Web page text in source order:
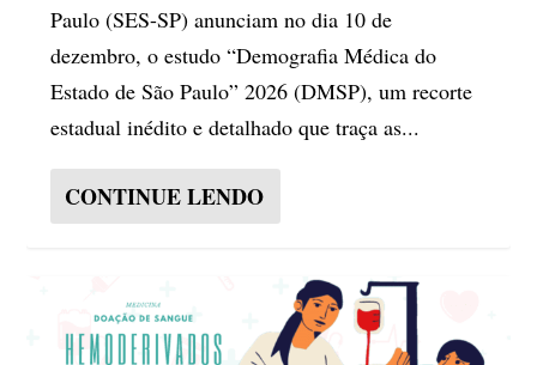
Paulo (SES-SP) anunciam no dia 10 de
dezembro, o estudo “Demografia Médica do
Estado de São Paulo” 2026 (DMSP), um recorte
estadual inédito e detalhado que traça as...
CONTINUE LENDO